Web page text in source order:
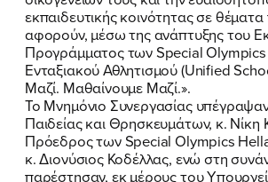
εκπαιδευτικής κοινότητας σε
αφορούν, μέσω της ανάπτυξης του
Προγράμματος των Special Olympics
Ενταξιακού Αθλητισμού (Unified
Μαζί. Μαθαίνουμε Μαζί.».
Το Μνημόνιο Συνεργασίας
Παιδείας και Θρησκευμάτων, κ. Νίκη
Πρόεδρος των Special Olympics
κ. Διονύσιος Κοδέλλας, ενώ στη
παρέστησαν, εκ μέρους του